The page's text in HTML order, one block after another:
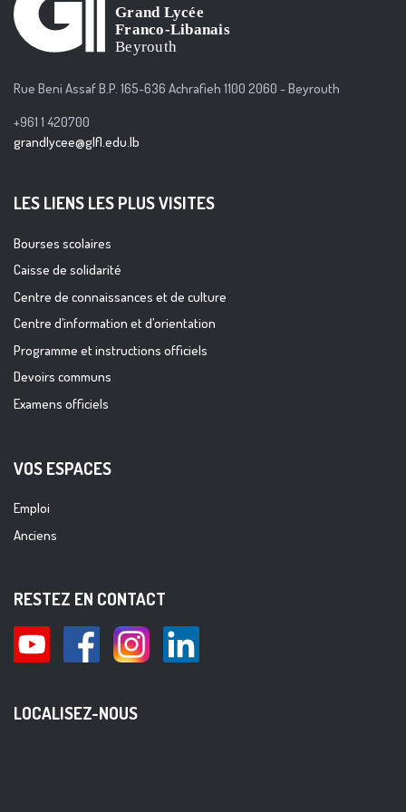
Rue Beni Assaf B.P. 165-636 Achrafieh 1100 2060 - Beyrouth
+961 1 420700
grandlycee@glfl.edu.lb
LES LIENS LES PLUS VISITES
Bourses scolaires
Caisse de solidarité
Centre de connaissances et de culture
Centre d’information et d’orientation
Programme et instructions officiels
Devoirs communs
Examens officiels
VOS ESPACES
Emploi
Anciens
RESTEZ EN CONTACT
LOCALISEZ-NOUS